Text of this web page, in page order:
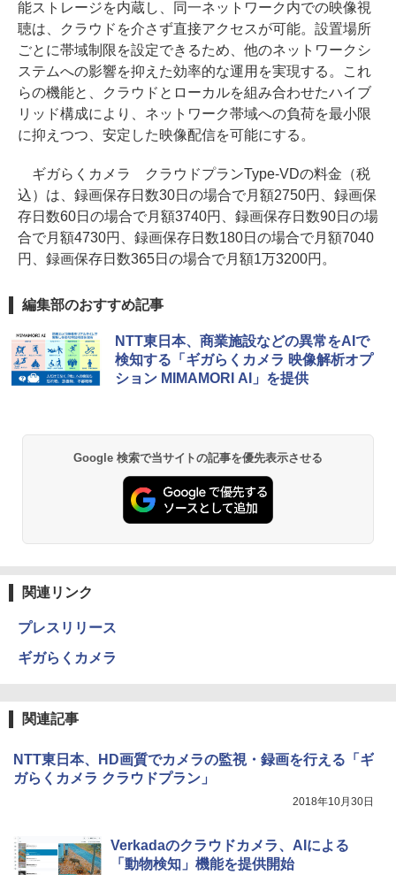
能ストレージを内蔵し、同一ネットワーク内での映像視
聴は、クラウドを介さず直接アクセスが可能。設置場所
ごとに帯域制限を設定できるため、他のネットワークシ
ステムへの影響を抑えた効率的な運用を実現する。これ
らの機能と、クラウドとローカルを組み合わせたハイブ
リッド構成により、ネットワーク帯域への負荷を最小限
に抑えつつ、安定した映像配信を可能にする。
ギガらくカメラ クラウドプランType-VDの料金（税
込）は、録画保存日数30日の場合で月額2750円、録画保
存日数60日の場合で月額3740円、録画保存日数90日の場
合で月額4730円、録画保存日数180日の場合で月額7040
円、録画保存日数365日の場合で月額1万3200円。
編集部のおすすめ記事
NTT東日本、商業施設などの異常をAIで
検知する「ギガらくカメラ 映像解析オプ
ション MIMAMORI AI」を提供
Google 検索で当サイトの記事を優先表示させる
関連リンク
プレスリリース
ギガらくカメラ
関連記事
NTT東日本、HD画質でカメラの監視・録画を行える「ギ
ガらくカメラ クラウドプラン」
2018年10月30日
Verkadaのクラウドカメラ、AIによる
「動物検知」機能を提供開始